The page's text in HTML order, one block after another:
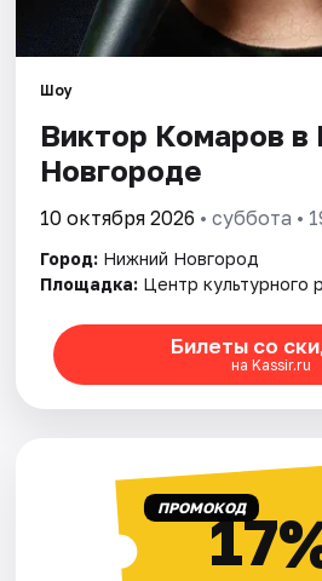
Шоу
Виктор Комаров
Новгороде
10 октября 2026 • суббота •
Город: Нижний Новгород
Площадка: Центр культурного
Билеты со
на Kassir.ru
ПРОМОКОД